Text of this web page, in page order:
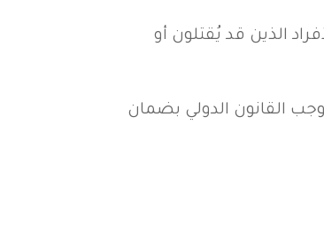
الذين قد يُقتلون أو
القانون الدولي بضمان